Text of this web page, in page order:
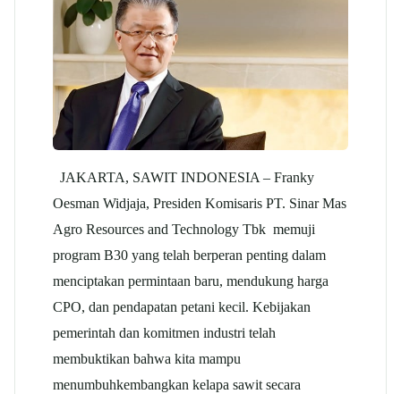
JAKARTA, SAWIT INDONESIA – Franky
Oesman Widjaja, Presiden Komisaris PT. Sinar Mas
Agro Resources and Technology Tbk memuji
program B30 yang telah berperan penting dalam
menciptakan permintaan baru, mendukung harga
CPO, dan pendapatan petani kecil. Kebijakan
pemerintah dan komitmen industri telah
membuktikan bahwa kita mampu
menumbuhkembangkan kelapa sawit secara